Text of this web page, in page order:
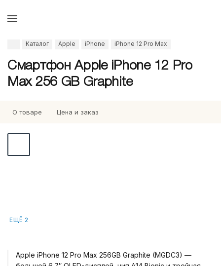
Каталог Apple iPhone iPhone 12 Pro Max
Смартфон Apple iPhone 12 Pro
Max 256 GB Graphite
О товаре Цена и заказ
ЕЩЁ 2
Apple iPhone 12 Pro Max 256GB Graphite (MGDC3) —